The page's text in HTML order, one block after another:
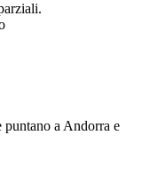
a Andorra e